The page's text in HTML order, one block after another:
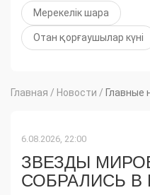
Мерекелік шара
Отан қорғаушылар күні
Главная / Новости / Главные
6.08.2026, 22:00
ЗВЕЗДЫ
СОБРАЛИСЬ В